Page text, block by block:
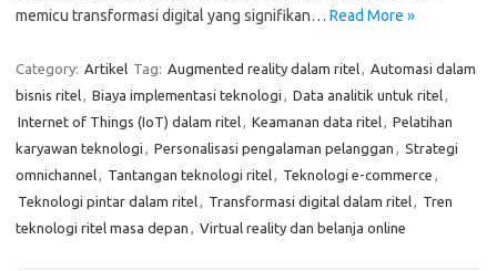
memicu transformasi digital yang signifikan… Read More »
Category: Artikel Tag: Augmented reality dalam ritel, Automasi dalam
bisnis ritel, Biaya implementasi teknologi , Data analitik untuk ritel,
Internet of Things (IoT) dalam ritel, Keamanan data ritel, Pelatihan
karyawan teknologi , Personalisasi pengalaman pelanggan , Strategi
omnichannel, Tantangan teknologi ritel, Teknologi e-commerce ,
Teknologi pintar dalam ritel, Transformasi digital dalam ritel, Tren
teknologi ritel masa depan , Virtual reality dan belanja online